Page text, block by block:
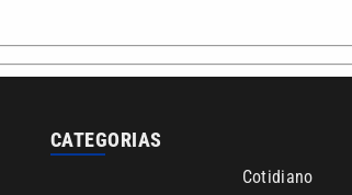
CATEGORIAS
Cotidiano